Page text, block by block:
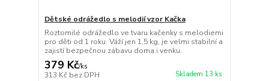
Dětské odrážedlo s melodií vzor Kačka
Roztomilé odrážedlo ve tvaru kačenky s melodiemi
pro děti od 1 roku. Váží jen 1,5 kg, je velmi stabilní a
zajistí bezpečnou zábavu doma i venku.
379 Kč/ks
313 Kč bez DPH Skladem 13 ks